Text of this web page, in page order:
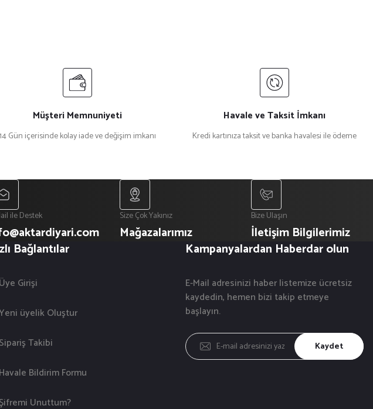
Müşteri Memnuniyeti
14 Gün içerisinde kolay iade ve değişim imkanı
Havale ve Taksit İmkanı
Kredi kartınıza taksit ve banka havalesi ile ödeme
ile Destek Size Çok Yakınız
Mağazalarımız
Bize Ulaşın
İletişim Bilgilerimiz
Bağlantılar
Üye Girişi
üyelik Oluştur
Sipariş Takibi
Havale Bildirim Formu
Unuttum?
Kampanyalardan Haberdar olun
E-Mail adresinizi haber listemize ücretsiz
kaydedin, hemen bizi takip etmeye
başlayın.
Kaydet